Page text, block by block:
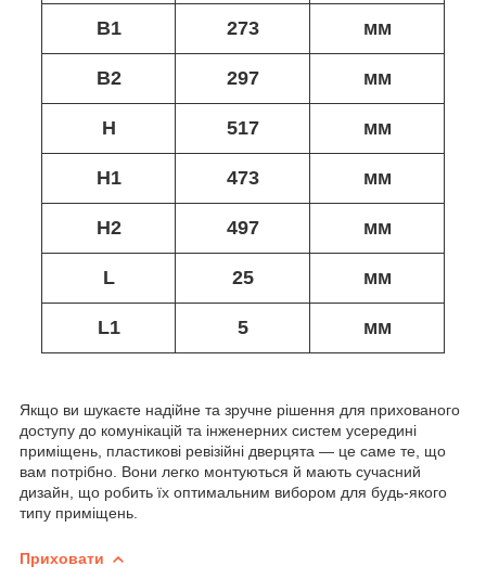
B1 273 мм
B2 297 мм
H 517 мм
H1 473 мм
H2 497 мм
L 25 мм
L1 5 мм
Якщо ви шукаєте надійне та зручне рішення для прихованого
доступу до комунікацій та інженерних систем усередині
приміщень, пластикові ревізійні дверцята — це саме те, що
вам потрібно. Вони легко монтуються й мають сучасний
дизайн, що робить їх оптимальним вибором для будь-якого
типу приміщень.
Приховати